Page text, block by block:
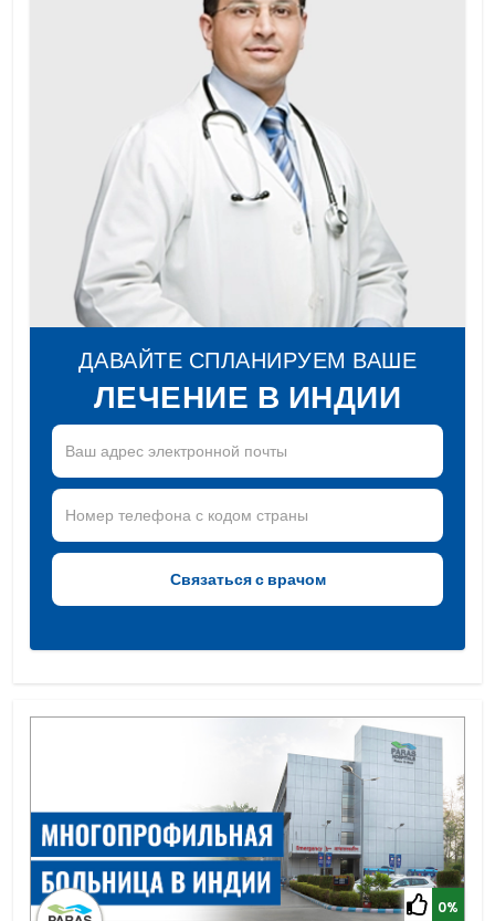
ДАВАЙТЕ СПЛАНИРУЕМ ВАШЕ
ЛЕЧЕНИЕ В ИНДИИ
0%